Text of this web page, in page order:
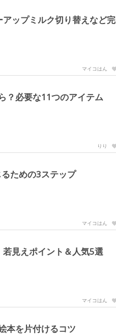
ップミルク切り替えなど完
マイコはん
？必要な11つのアイテム
りり
ための3ステップ
マイコはん
若見えポイント＆人気5選
マイコはん
本を片付けるコツ